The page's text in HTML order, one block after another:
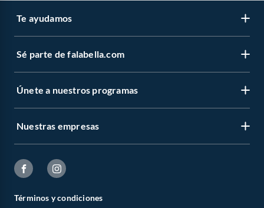
Te ayudamos
Sé parte de falabella.com
Únete a nuestros programas
Nuestras empresas
Términos y condiciones